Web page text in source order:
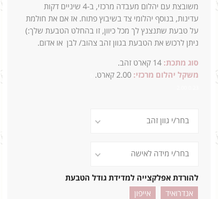
משובצת עם יהלום מעבדה מרכזי, ב-4 שיניים דקות
עדינות, בנוסף יהלומי צד בשיבוץ פתוח. אז אם את חולמת
על טבעת שתנצנץ לך מכל כיוון, זו בהחלט הטבעת שלך:)
ניתן לרכוש את הטבעת בגוון זהב צהוב/ לבן או אדום.
סוג מתכת: 14 קארט זהב.
משקל יהלום מרכזי: 2.00 קארט.
להורדת אפלקצייה למדידת גודל הטבעת
אנדרואיד
אייפון